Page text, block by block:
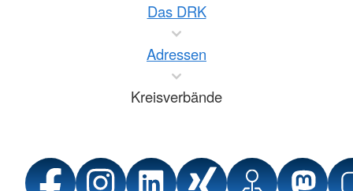
Das DRK
Adressen
Kreisverbände